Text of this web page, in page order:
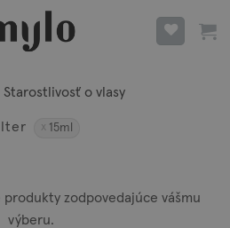
Starostlivosť o vlasy
15ml
zodpovedajúce vášmu
výberu.